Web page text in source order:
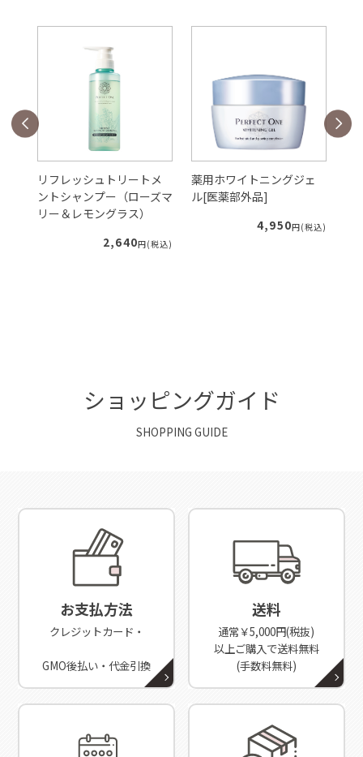
リフレッシュトリートメ
ントシャンプー（ローズマ
リー＆レモングラス）
2,640円(税込)
薬用ホワイトニングジェ
ル[医薬部外品]
4,950円(税込)
ショッピングガイド
SHOPPING GUIDE
お支払方法
クレジットカード・
GMO後払い・代金引換
送料
通常￥5,000円(税抜)
以上ご購入で送料無料
(手数料無料)